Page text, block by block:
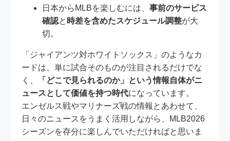
日本からMLBを楽しむには、事前のサービス
確認と 時差を含めたスケジュール調整が大
切。
「ジャイアンツ対ホワイトソックス」のようなカ
ードは、単に試合そのものが注目されるだけでな
く、
「どこで見られるのか」という情報自体がニ
ュースとして価値を持つ時代になっています。
エンゼルス戦やマリナーズ戦の情報とあわせて、
日々のニュースをうまく活用しながら、MLB2026
シーズンを存分に楽しんでいただければと思いま